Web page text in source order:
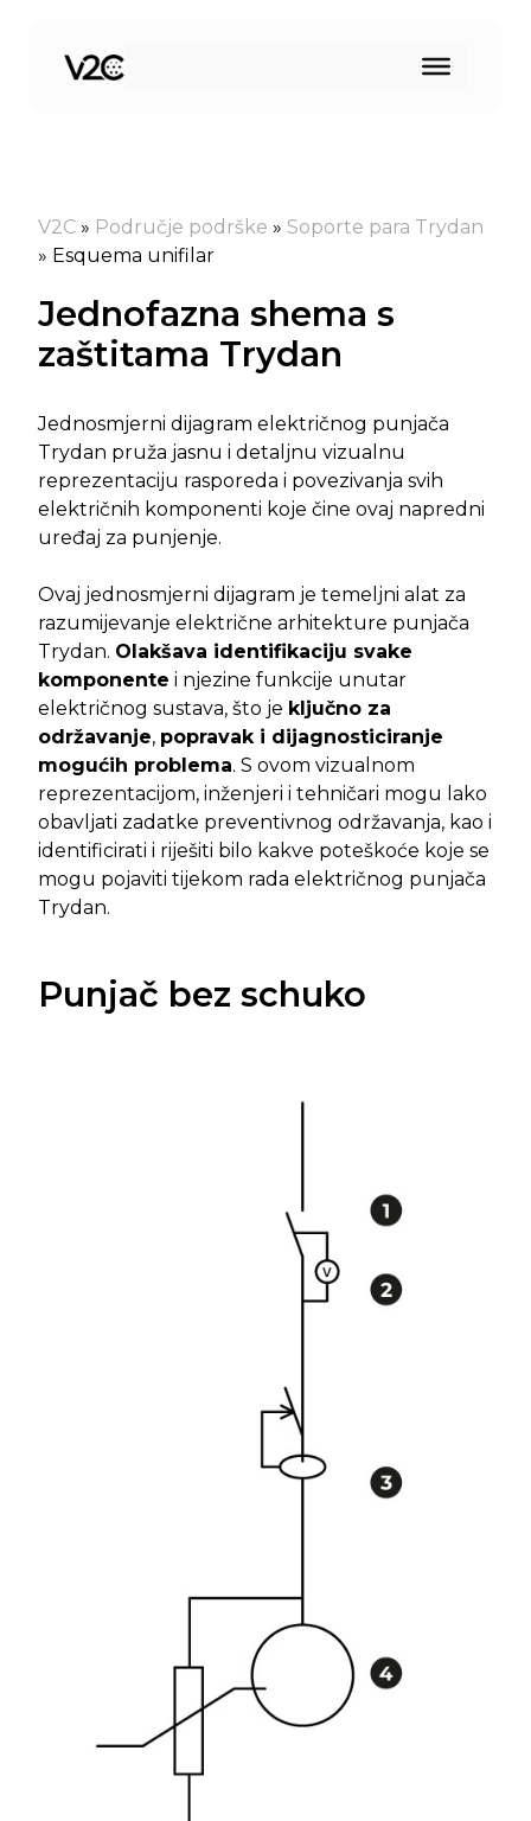
V2C » Područje podrške » Soporte para Trydan
» Esquema unifilar
Jednofazna shema s
zaštitama Trydan
Jednosmjerni dijagram električnog punjača
Trydan pruža jasnu i detaljnu vizualnu
reprezentaciju rasporeda i povezivanja svih
električnih komponenti koje čine ovaj napredni
uređaj za punjenje.
Ovaj jednosmjerni dijagram je temeljni alat za
razumijevanje električne arhitekture punjača
Trydan. Olakšava identifikaciju svake
komponente i njezine funkcije unutar
električnog sustava, što je ključno za
održavanje, popravak i dijagnosticiranje
mogućih problema. S ovom vizualnom
reprezentacijom, inženjeri i tehničari mogu lako
obavljati zadatke preventivnog održavanja, kao i
identificirati i riješiti bilo kakve poteškoće koje se
mogu pojaviti tijekom rada električnog punjača
Trydan.
Punjač bez schuko